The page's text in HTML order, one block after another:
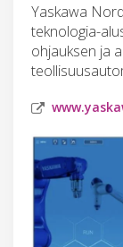
Yaskawa
teknologia-
ohjauksen ja